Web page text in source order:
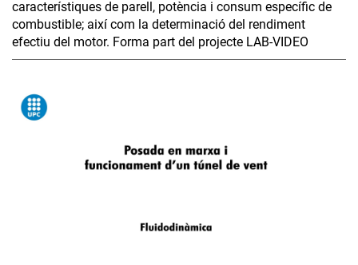
característiques de parell, potència i consum específic de
combustible; així com la determinació del rendiment
efectiu del motor. Forma part del projecte LAB-VIDEO